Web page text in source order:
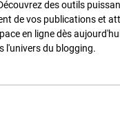
des outils
de vos publications et
en ligne dès
l'univers du blogging.